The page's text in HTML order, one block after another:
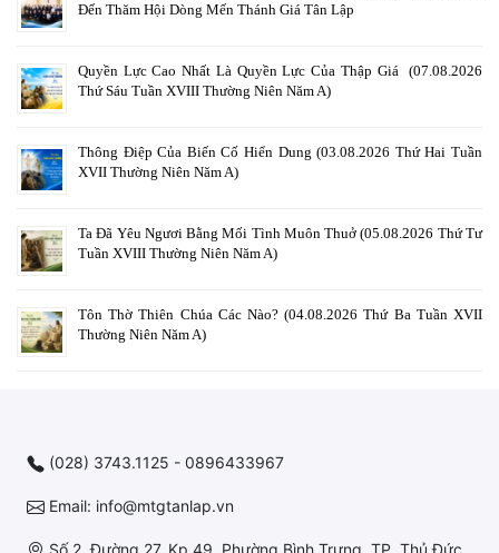
Đến Thăm Hội Dòng Mến Thánh Giá Tân Lập
Quyền Lực Cao Nhất Là Quyền Lực Của Thập Giá (07.08.2026
Thứ Sáu Tuần XVIII Thường Niên Năm A)
Thông Điệp Của Biến Cố Hiển Dung (03.08.2026 Thứ Hai Tuần
XVII Thường Niên Năm A)
Ta Đã Yêu Ngươi Bằng Mối Tình Muôn Thuở (05.08.2026 Thứ Tư
Tuần XVIII Thường Niên Năm A)
Tôn Thờ Thiên Chúa Các Nào? (04.08.2026 Thứ Ba Tuần XVII
Thường Niên Năm A)
(028) 3743.1125 - 0896433967
Email: info@mtgtanlap.vn
Số 2, Đường 27, Kp 49, Phường Bình Trưng, TP. Thủ Đức,